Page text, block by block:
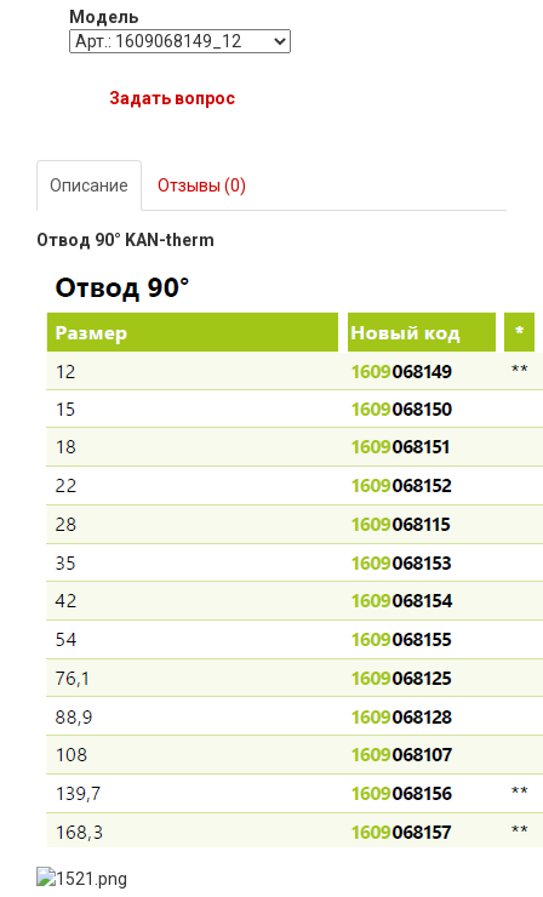
Модель
Задать вопрос
Описание Отзывы (0)
Отвод 90° KAN-therm